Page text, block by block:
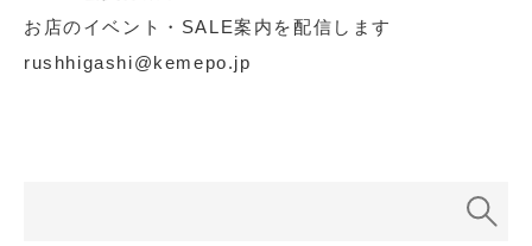
お店のイベント・SALE案内を配信します
rushhigashi@kemepo.jp